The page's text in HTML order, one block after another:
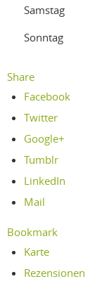
Samstag
Sonntag
Share
Facebook
Twitter
Google+
Tumblr
LinkedIn
Mail
Bookmark
Karte
Rezensionen